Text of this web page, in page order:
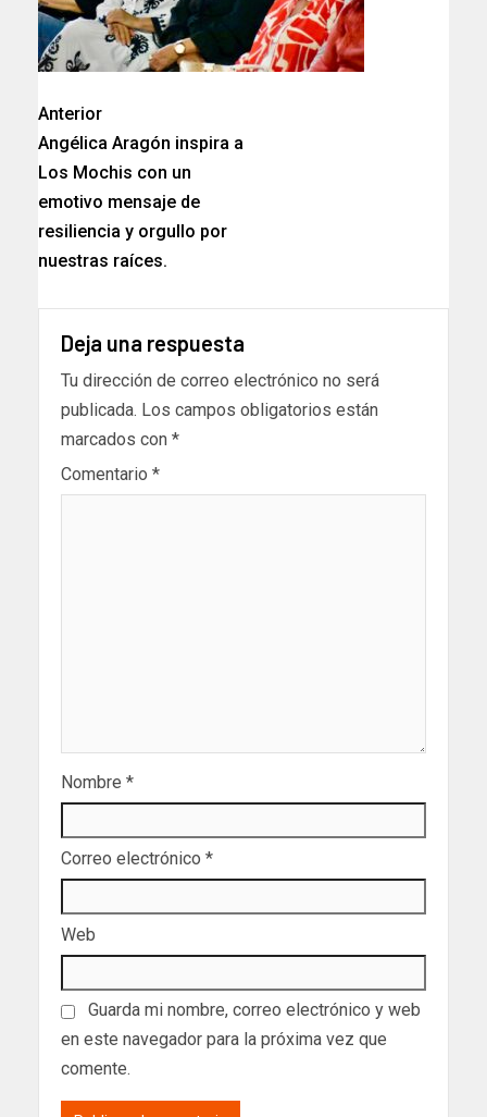
Anterior
Angélica Aragón inspira a
Los Mochis con un
emotivo mensaje de
resiliencia y orgullo por
nuestras raíces.
Deja una respuesta
Tu dirección de correo electrónico no será
publicada. Los campos obligatorios están
marcados con *
Comentario *
Nombre *
Correo electrónico *
Web
Guarda mi nombre, correo electrónico y web
en este navegador para la próxima vez que
comente.